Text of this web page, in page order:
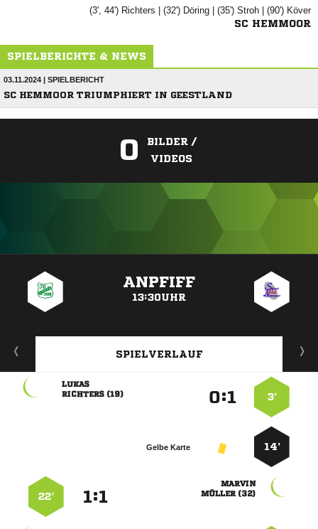
(3', 44')  | (32')  | (35')  | (90') 
SC HEMMOOR
SPIELBERICHTE & NEWS
03.11.2024 | SPIELBERICHT
SC HEMMOOR TRIUMPHIERT IN GEESTLAND
0
BILDER /
VIDEOS
ANPFIFF
13:30UHR
SPIELVERLAUF
3’
:

 
14’
Gelbe Karte

 
:
22’